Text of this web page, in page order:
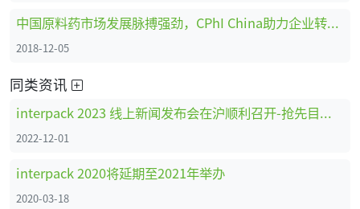
中国原料药市场发展脉搏强劲，CPhI China助力企业转型创新、全面升级 ！
2018-12-05
同类资讯
interpack 2023 线上新闻发布会在沪顺利召开-抢先目睹interpack特色亮点
2022-12-01
interpack 2020将延期至2021年举办
2020-03-18